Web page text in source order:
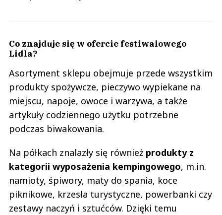
Co znajduje się w ofercie festiwalowego
Lidla?
Asortyment sklepu obejmuje przede wszystkim
produkty spożywcze, pieczywo wypiekane na
miejscu, napoje, owoce i warzywa, a także
artykuły codziennego użytku potrzebne
podczas biwakowania.
Na półkach znalazły się również produkty z
kategorii wyposażenia kempingowego, m.in.
namioty, śpiwory, maty do spania, koce
piknikowe, krzesła turystyczne, powerbanki czy
zestawy naczyń i sztućców. Dzięki temu